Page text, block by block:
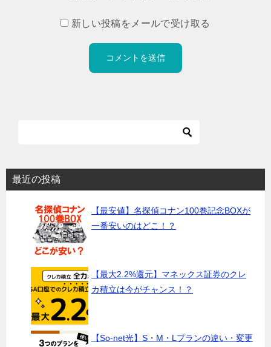
新しい投稿をメールで受け取る
最近の投稿
【最安値】名探偵コナン100巻記念BOXが
一番安いのはどこ！？
【最大2.2%還元】マネックス証券のクレ
カ積立は今がチャンス！？
【So-net光】S・M・Lプランの違い・変更